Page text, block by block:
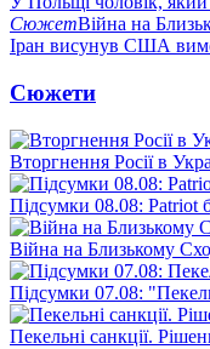
СюжетВійна на
Іран висунув США
Сюжети
Вторгнення Росії в
Підсумки 08.08: Patriot
Війна на Близькому
Підсумки 07.08:
Пекельні санкції.